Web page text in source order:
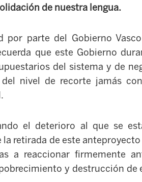
de nuestra lengua.
por parte del Gobierno Vasco
que este Gobierno
del sistema y de
nivel de recorte jamás
el deterioro al que se est
la retirada de este
a reaccionar firmemente
y destrucción de